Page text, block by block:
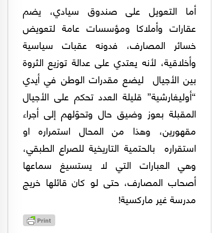
أما التعويل على صندوق سيادي، يضم
عقارات وأملاكا ومؤسسات عامة لتعويض
خسائر المصارف، فدونه عقبات سياسية
وأخلاقية، لأنه يعتدي على عدالة توزيع الثروة
بين الأجيال ليضع مقدرات الوطن في أيدي
“أوليغارشية” قليلة العدد تحكم على الأجيال
المقبلة بعوز وضيق حال وتحوّلهم إلى أجراء
مقهورين، وهذا من المحال استمراره او
استقراره بالحتمية التاريخية للصراع الطبقي،
وهي العبارات التي لا يستسيغ سماعها
أصحاب المصارف، حتى لو كان قائلها خريج
مدرسة غير ماركسية!